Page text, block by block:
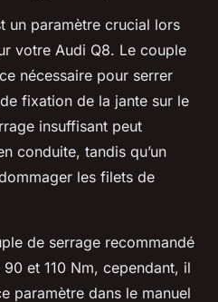
un paramètre crucial lors
votre Audi Q8. Le couple
nécessaire pour serrer
fixation de la jante sur le
insuffisant peut
conduite, tandis qu’un
les filets de
de serrage recommandé
et 110 Nm, cependant, il
paramètre dans le manuel